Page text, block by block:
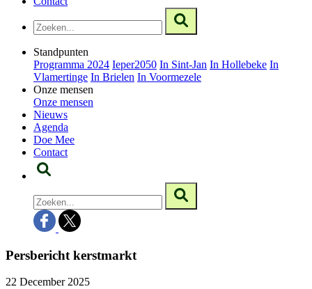
Standpunten
Programma 2024 Ieper2050 In Sint-Jan In Hollebeke In
Vlamertinge In Brielen In Voormezele
Onze mensen
Onze mensen
Nieuws
Agenda
Doe Mee
Contact
Persbericht kerstmarkt
22 December 2025